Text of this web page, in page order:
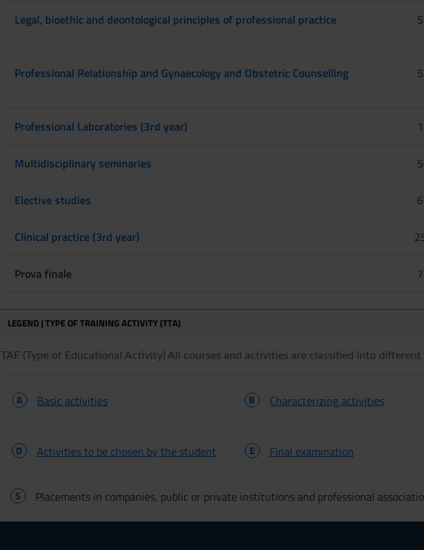
Legal, bioethic and deontological principles of professional practice 5
Professional Relationship and Gynaecology and Obstetric Counselling 5
Professional Laboratories (3rd year) 1
Multidisciplinary seminaries 5
Elective studies 6
Clinical practice (3rd year)
Prova finale 7
LEGEND | TYPE OF TRAINING ACTIVITY (TTA)
TAF (Type of Educational Activity) All courses and activities are classified into
A Basic activities B Characterizing activities
D Activities to be chosen by the student E Final examination
S Placements in companies, public or private institutions and professional